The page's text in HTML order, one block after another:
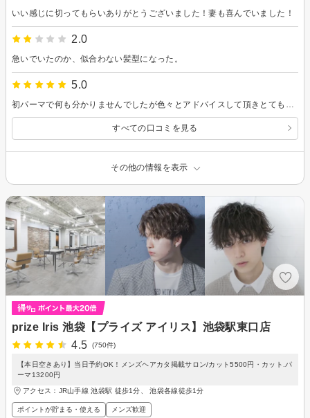
いい感じに切ってもらいありがとうございました！妻も喜んでいました！
2.0
急いでいたのか、似合わない髪型になった。
5.0
すべての口コミを見る
その他の情報を表示
prize Iris 池袋【プライズ アイリス】池袋駅東口店
4.5
(750件)
【本日空きあり】当日予約OK！メンズヘアカタ掲載サロン/カット5500円・カット.パ
ーマ13200円
アクセス：JR山手線 池袋駅 徒歩1分、 池袋各線徒歩1分
ポイントが貯まる・使える メンズ歓迎